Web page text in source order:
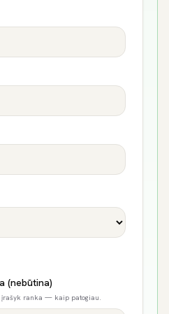
(nebūtina)
įrašyk ranka — kaip patogiau.